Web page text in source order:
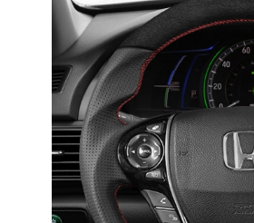
G15 G16
BMW M8 F91 F92
F93
BMW X3 G01
BMW iX3 G08